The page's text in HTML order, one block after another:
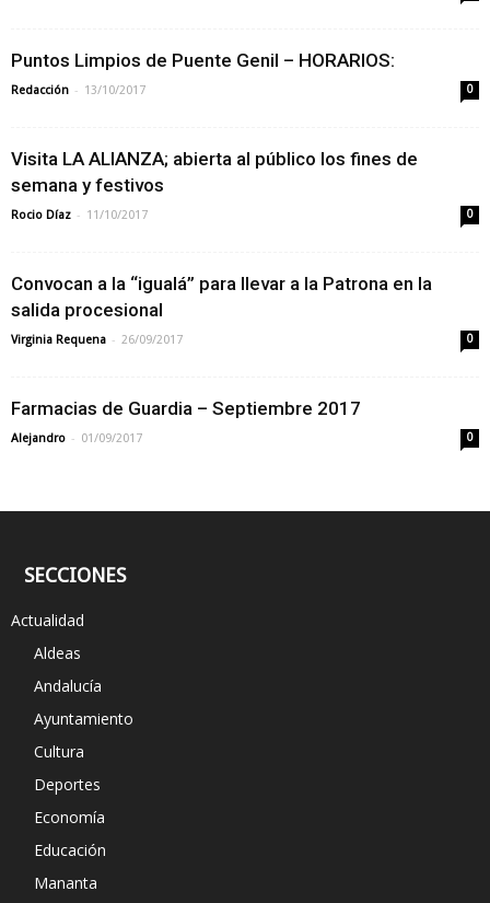
Puntos Limpios de Puente Genil – HORARIOS:
Redacción - 13/10/2017 0
Visita LA ALIANZA; abierta al público los fines de
semana y festivos
Rocio Díaz - 11/10/2017 0
Convocan a la “igualá” para llevar a la Patrona en la
salida procesional
Virginia Requena - 26/09/2017 0
Farmacias de Guardia – Septiembre 2017
Alejandro - 01/09/2017 0
SECCIONES
Actualidad
Aldeas
Andalucía
Ayuntamiento
Cultura
Deportes
Economía
Educación
Mananta